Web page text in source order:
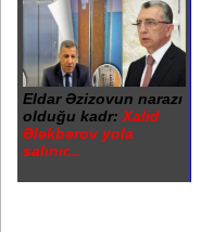
Eldar Əzizovun narazı
olduğu kadr: Xalid
Ələkbərov yola
salınır...